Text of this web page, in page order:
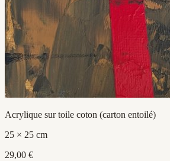
Acrylique sur toile coton (carton entoilé)
25 × 25 cm
29,00 €